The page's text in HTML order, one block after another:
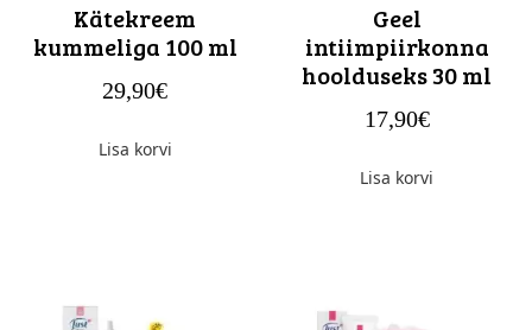
Kätekreem
kummeliga 100 ml
€
29,90
Lisa korvi
Geel
intiimpiirkonna
hoolduseks 30 ml
€
17,90
Lisa korvi